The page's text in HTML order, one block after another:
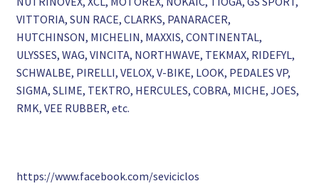
VITTORIA, SUN RACE, CLARKS, PANARACER,
HUTCHINSON, MICHELIN, MAXXIS, CONTINENTAL,
ULYSSES, WAG, VINCITA, NORTHWAVE, TEKMAX, RIDEFYL,
SCHWALBE, PIRELLI, VELOX, V-BIKE, LOOK, PEDALES VP,
SIGMA, SLIME, TEKTRO, HERCULES, COBRA, MICHE, JOES,
RMK, VEE RUBBER, etc.
https://www.facebook.com/seviciclos